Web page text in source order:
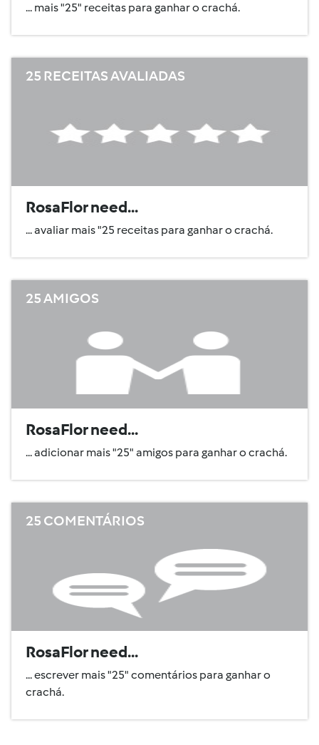
... mais "25" receitas para ganhar o crachá.
25 RECEITAS AVALIADAS
RosaFlor need...
... avaliar mais "25 receitas para ganhar o crachá.
25 AMIGOS
RosaFlor need...
... adicionar mais "25" amigos para ganhar o crachá.
25 COMENTÁRIOS
RosaFlor need...
... escrever mais "25" comentários para ganhar o
crachá.